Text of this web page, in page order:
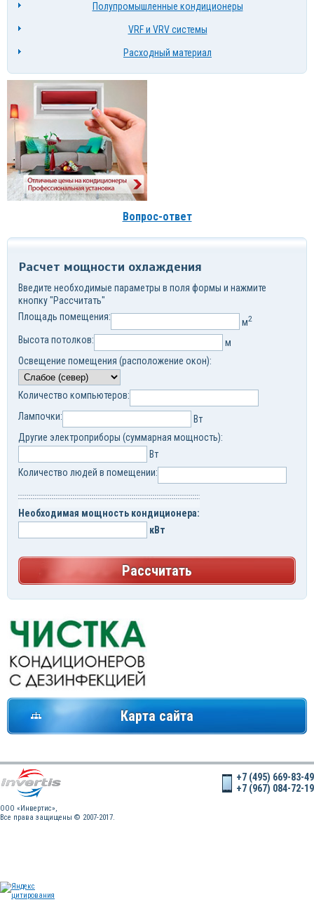
Полупромышленные кондиционеры
VRF и VRV системы
Расходный материал
Вопрос-ответ
Расчет мощности охлаждения
Введите необходимые параметры в поля формы и нажмите
кнопку "Рассчитать"
Площадь помещения:
м2
Высота потолков:
м
Освещение помещения (расположение окон):
Количество компьютеров:
Лампочки:
Вт
Другие электроприборы (суммарная мощность):
Вт
Количество людей в помещении:
Необходимая мощность кондиционера:
кВт
Рассчитать
Карта сайта
OOO «Инвертис»,
Все права защищены © 2007-2017.
+7 (495) 669-83-49
+7 (967) 084-72-19